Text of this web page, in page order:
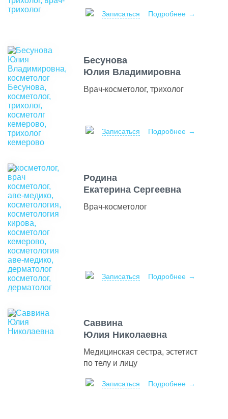
Записаться Подробнее
Бесунова
Юлия Владимировна
Врач-косметолог, трихолог
Записаться Подробнее
Родина
Екатерина Сергеевна
Врач-косметолог
Записаться Подробнее
Саввина
Юлия Николаевна
Медицинская сестра, эстетист
по телу и лицу
Записаться Подробнее